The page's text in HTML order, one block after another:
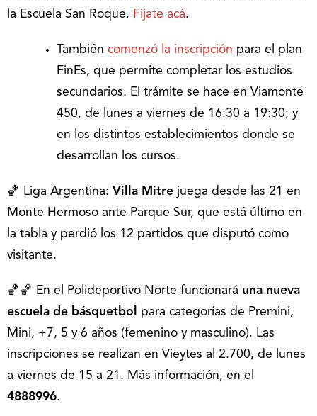
la Escuela San Roque. Fijate acá.
También comenzó la inscripción para el plan
FinEs, que permite completar los estudios
secundarios. El trámite se hace en Viamonte
450, de lunes a viernes de 16:30 a 19:30; y
en los distintos establecimientos donde se
desarrollan los cursos.
🏀 Liga Argentina: Villa Mitre juega desde las 21 en
Monte Hermoso ante Parque Sur, que está último en
la tabla y perdió los 12 partidos que disputó como
visitante.
🏀🏀 En el Polideportivo Norte funcionará una nueva
escuela de básquetbol
para categorías de Premini,
Mini, +7, 5 y 6 años (femenino y masculino). Las
inscripciones se realizan en Vieytes al 2.700, de lunes
a viernes de 15 a 21. Más información, en el
4888996.